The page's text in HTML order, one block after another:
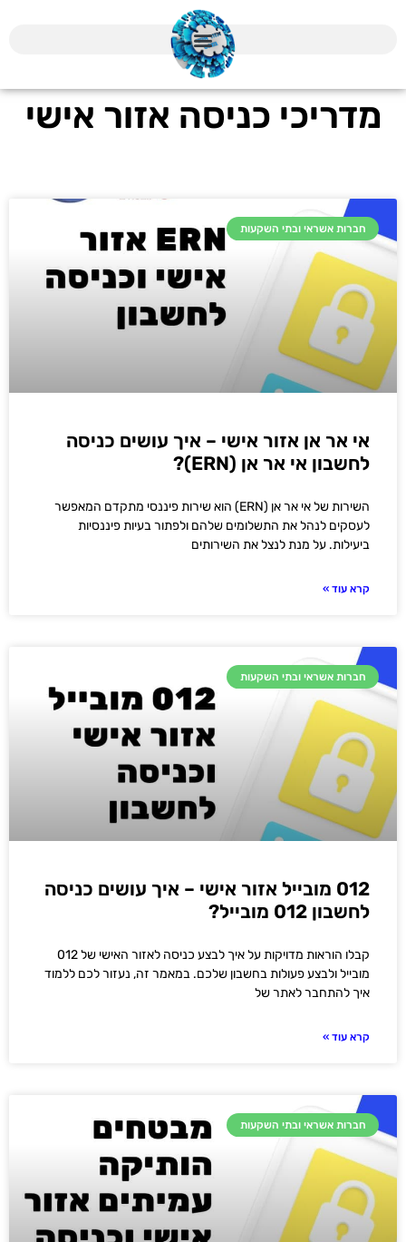
מדריכי כניסה אזור אישי
חברות אשראי ובתי השקעות
אי אר אן אזור אישי – איך עושים כניסה
לחשבון אי אר אן (ERN)?
השירות של אי אר אן (ERN) הוא שירות פיננסי מתקדם המאפשר
לעסקים לנהל את התשלומים שלהם ולפתור בעיות פיננסיות
ביעילות. על מנת לנצל את השירותים
קרא עוד »
חברות אשראי ובתי השקעות
012 מובייל אזור אישי – איך עושים כניסה
לחשבון 012 מובייל?
קבלו הוראות מדויקות על איך לבצע כניסה לאזור האישי של 012
מובייל ולבצע פעולות בחשבון שלכם. במאמר זה, נעזור לכם ללמוד
איך להתחבר לאתר של
קרא עוד »
חברות אשראי ובתי השקעות